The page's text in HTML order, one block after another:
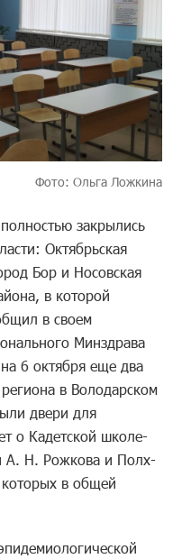
Фото: Ольга Ложкина
закрылись
Октябрьская
Бор и Носовская
в которой
в своем
Минздрава
6 октября еще два
в Володарском
двери для
о Кадетской школе-
А. Н. Рожкова и Полх-
в общей